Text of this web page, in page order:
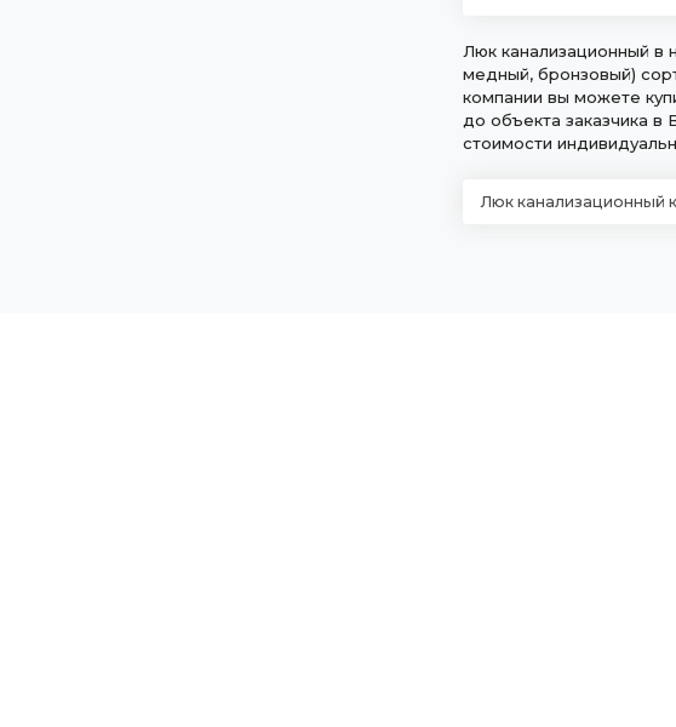
Люк канализационный в
медный, бронзовый)
компании вы можете
до объекта заказчика
стоимости
Люк канализационный